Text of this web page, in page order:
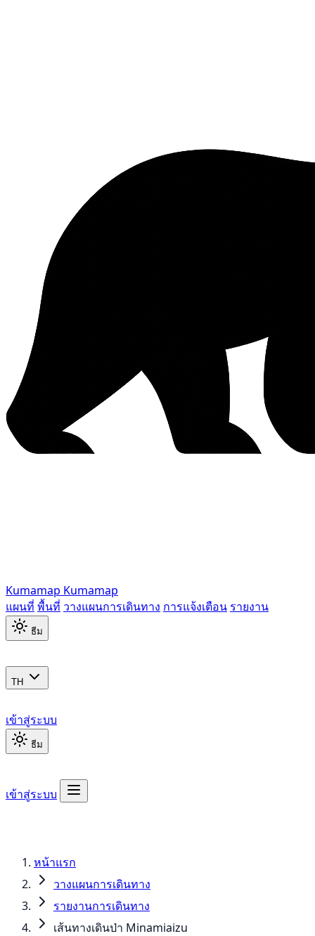
Kumamap Kumamap
แผนที่ พื้นที่ วางแผนการเดินทาง การแจ้งเตือน รายงาน
ธีม
TH
เข้าสู่ระบบ
ธีม
เข้าสู่ระบบ
หน้าแรก
วางแผนการเดินทาง
รายงานการเดินทาง
เส้นทางเดินป่า Minamiaizu